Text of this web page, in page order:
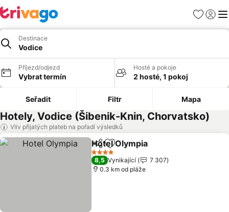
Oblíbené
Destinace
Vodice
Příjezd/odjezd
Vybrat termín
Hosté a pokoje
2 hosté, 1 pokoj
Seřadit Filtr Mapa
Hotely, Vodice (Šibenik-Knin, Chorvatsko)
Vliv přijatých plateb na pořadí výsledků
SdíletPřidat na seznam oblíbených
Hotel Olympia
4 Počet hvězdiček
8,5 Vynikající
7 307
0.3 km od pláže